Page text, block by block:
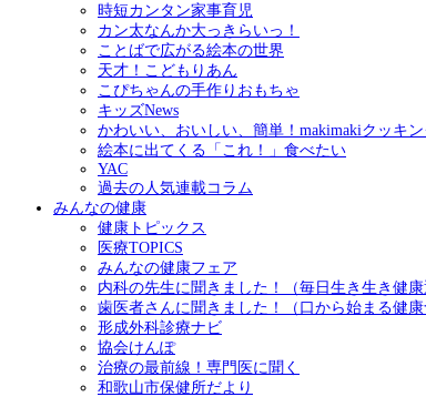
時短カンタン家事育児
カン太なんか大っきらいっ！
ことばで広がる絵本の世界
天才！こどもりあん
こぴちゃんの手作りおもちゃ
キッズNews
かわいい、おいしい、簡単！makimakiクッキ
絵本に出てくる「これ！」食べたい
YAC
過去の人気連載コラム
みんなの健康
健康トピックス
医療TOPICS
みんなの健康フェア
内科の先生に聞きました！（毎日生き生き健康
歯医者さんに聞きました！（口から始まる健康
形成外科診療ナビ
協会けんぽ
治療の最前線！専門医に聞く
和歌山市保健所だより